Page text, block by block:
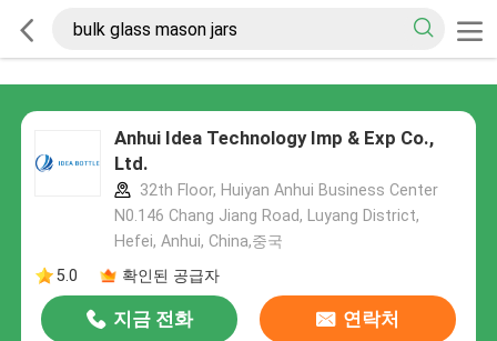
Anhui Idea Technology Imp & Exp Co.,
Ltd.
32th Floor, Huiyan Anhui Business Center
N0.146 Chang Jiang Road, Luyang District,
Hefei, Anhui, China,중국
5.0
확인된 공급자
지금 전화 연락처